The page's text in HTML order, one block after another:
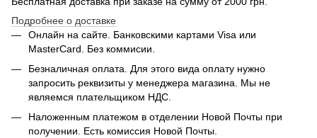
Подробнее о доставке
Онлайн на сайте. Банковскими картами Visa или
MasterCard. Без коммисии.
Безналичная оплата. Для этого вида оплату нужно
запросить реквизиты у менеджера магазина. Мы не
являемся плательщиком НДС.
Наложенным платежом в отделении Новой Почты при
получении. Есть комиссия Новой Почты.